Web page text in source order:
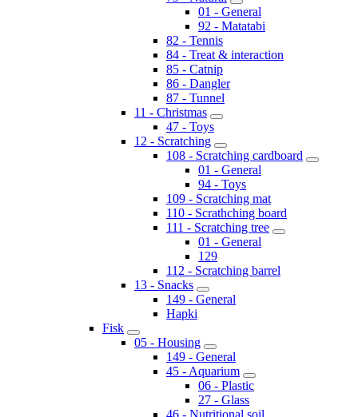
01 - General
92 - Matatabi
82 - Tennis
84 - Treat & interaction
85 - Catnip
86 - Dangler
87 - Tunnel
11 - Christmas
47 - Toys
12 - Scratching
108 - Scratching cardboard
01 - General
94 - Toys
109 - Scratching mat
110 - Scrathching board
111 - Scratching tree
01 - General
129
112 - Scratching barrel
13 - Snacks
149 - General
Hapki
Fisk
05 - Housing
149 - General
45 - Aquarium
06 - Plastic
27 - Glass
46 - Nutritional soil